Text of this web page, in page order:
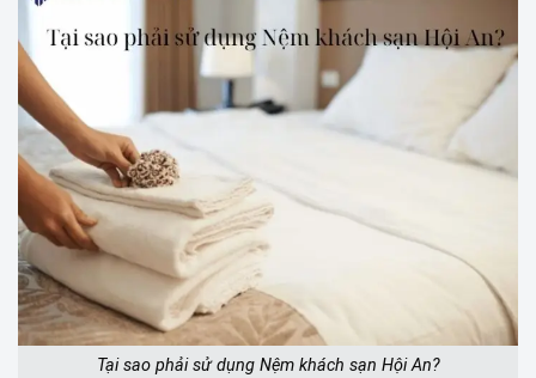
Tại sao phải sử dụng Nệm khách sạn Hội An?